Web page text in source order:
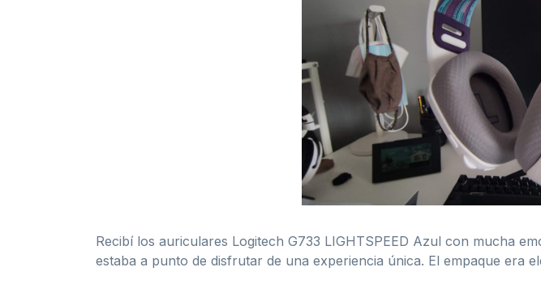
Recibí los auriculares Logitech G733 LIGHTSPEED Azul con mucha
estaba a punto de disfrutar de una experiencia única. El empaque era